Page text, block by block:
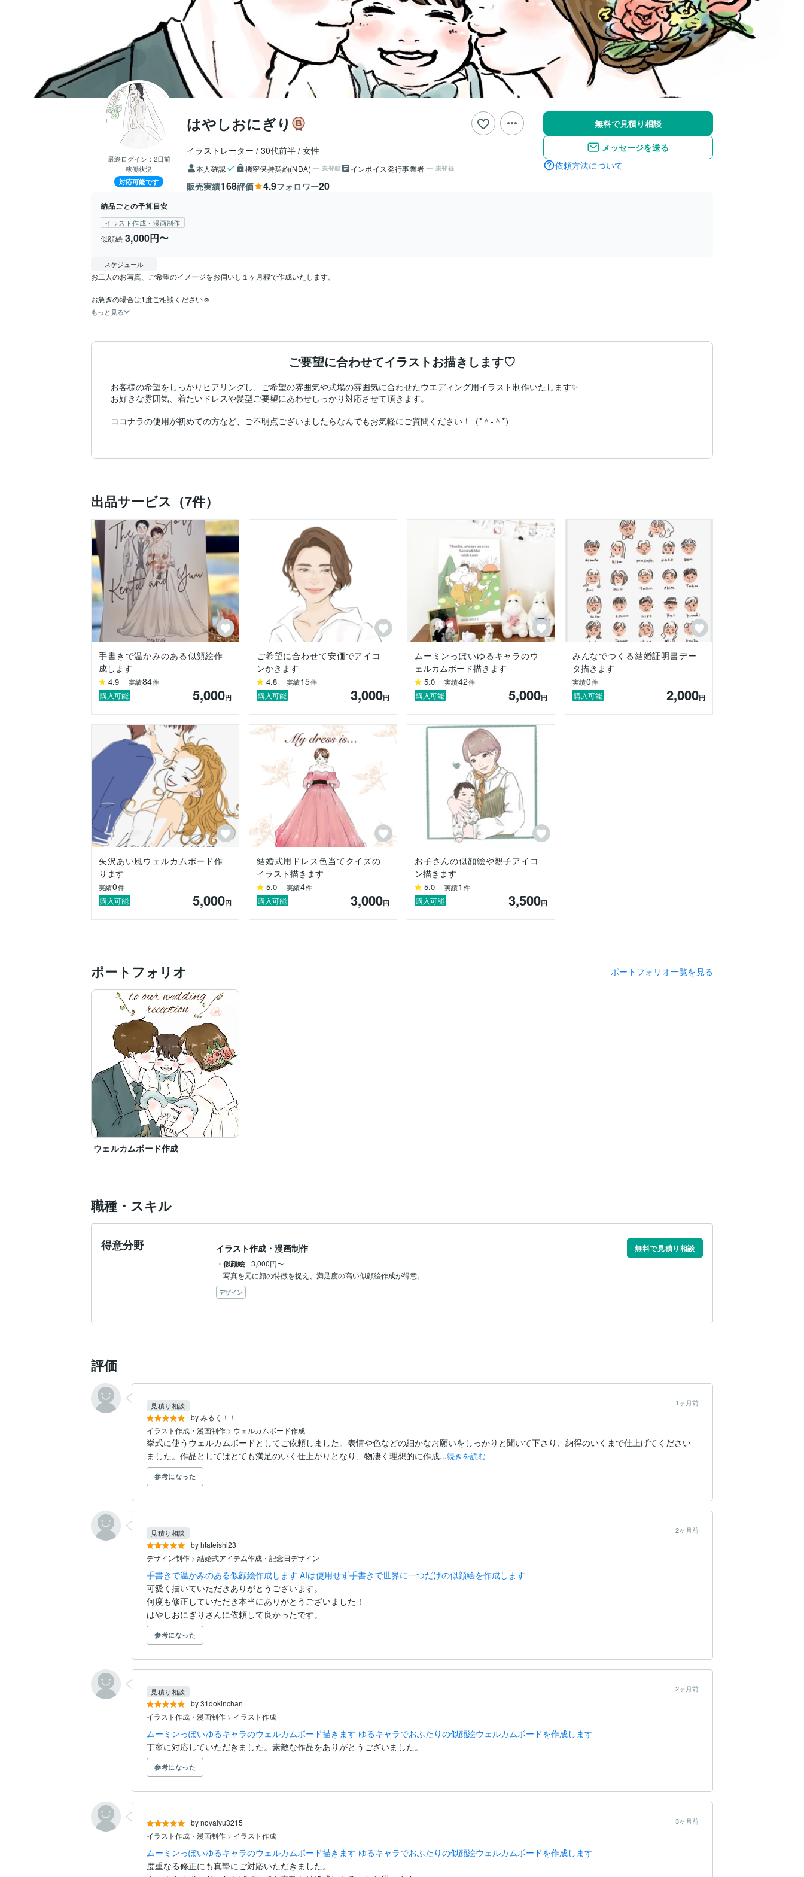
最終ログイン： 2日前
稼働状況
対応可能です
はやしおにぎり
イラストレーター 30代前半 女性
本人確認 機密保持契約(NDA) 未登録 インボイス発行事業者 未登録
販売実績168評価 4.9フォロワー20
無料で見積り相談
メッセージを送る
依頼方法について
納品ごとの予算目安
イラスト作成・漫画制作
似顔絵 3,000円〜
スケジュール
お二人のお写真、ご希望のイメージをお伺いし１ヶ月程で作成いたします。
もっと見る
ご要望に合わせてイラストお描きします♡
お客様の希望をしっかりヒアリングし、ご希望の雰囲気や式場の雰囲気に合わせたウエディング用イラスト制作いたします✨
お好きな雰囲気、着たいドレスや髪型ご要望にあわせしっかり対応させて頂きます。
ココナラの使用が初めての方など、ご不明点ございましたらなんでもお気軽にご質問ください！（*＾-＾*）
出品サービス（7件）
手書きで温かみのある似顔絵作
成します
4.9 実績84件
購入可能 5,000円
ご希望に合わせて安価でアイコ
ンかきます
4.8 実績15件
購入可能 3,000円
ムーミンっぽいゆるキャラのウ
ェルカムボード描きます
5.0 実績42件
購入可能 5,000円
みんなでつくる結婚証明書デー
タ描きます
実績0件
購入可能 2,000円
矢沢あい風ウェルカムボード作
ります
実績0件
購入可能 5,000円
結婚式用ドレス色当てクイズの
イラスト描きます
5.0 実績4件
購入可能 3,000円
お子さんの似顔絵や親子アイコ
ン描きます
5.0 実績1 件
購入可能 3,500円
ポートフォリオ ポートフォリオ一覧を見る
ウェルカムボード作成
職種・スキル
得意分野 イラスト作成・漫画制作
無料で見積り相談
・似顔絵
3,000円〜
写真を元に顔の特徴を捉え、満足度の高い似顔絵作成が得意。
デザイン
評価
by みるく！！
1ヶ月前
見積り相談
イラスト作成・漫画制作 > ウェルカムボード作成
挙式に使うウェルカムボードとしてご依頼しました。表情や色などの細かなお願いをしっかりと聞いて下さり、納得のいくまで仕上げてください
ました。作品としてはとても満足のいく仕上がりとなり、物凄く理想的に作成...続きを読む
参考になった
by htateishi23
2ヶ月前
見積り相談
デザイン制作 > 結婚式アイテム作成・記念日デザイン
手書きで温かみのある似顔絵作成します AIは使用せず手書きで世界に一つだけの似顔絵を作成します
可愛く描いていただきありがとうございます。
何度も修正していただき本当にありがとうございました！
はやしおにぎりさんに依頼して良かったです。
参考になった
by 31dokinchan
2ヶ月前
見積り相談
イラスト作成・漫画制作 > イラスト作成
ムーミンっぽいゆるキャラのウェルカムボード描きます ゆるキャラでおふたりの似顔絵ウェルカムボードを作成します
丁寧に対応していただきました。素敵な作品をありがとうございました。
参考になった
by novalyu3215 3ヶ月前
イラスト作成・漫画制作 > イラスト作成
ムーミンっぽいゆるキャラのウェルカムボード描きます ゆるキャラでおふたりの似顔絵ウェルカムボードを作成します
度重なる修正にも真摯にご対応いただきました。